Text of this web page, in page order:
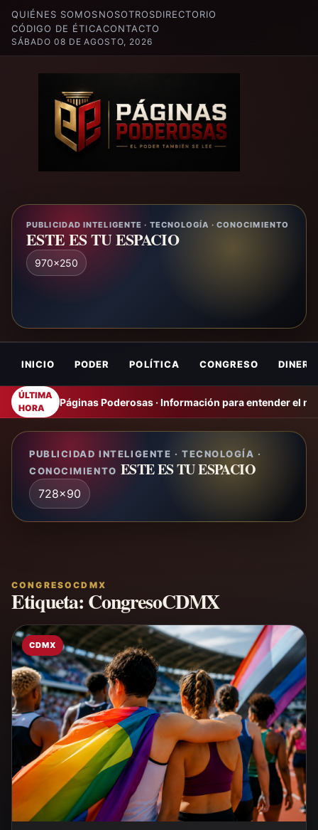
QUIÉNES SOMOSNOSOTROSDIRECTORIO
CÓDIGO DE ÉTICACONTACTO
SÁBADO 08 DE AGOSTO, 2026
PUBLICIDAD INTELIGENTE · TECNOLOGÍA · CONOCIMIENTO
ESTE ES TU ESPACIO
970x250
INICIO PODER POLÍTICA CONGRESO DINERO
ÚLTIMA
HORA
Páginas Poderosas · Información para entender el
PUBLICIDAD INTELIGENTE · TECNOLOGÍA ·
CONOCIMIENTO ESTE ES TU ESPACIO
728x90
CONGRESOCDMX
Etiqueta:CongresoCDMX
CDMX